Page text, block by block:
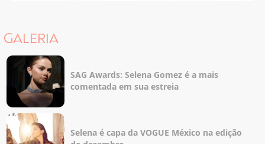
GALERIA
SAG Awards: Selena Gomez é a mais
comentada em sua estreia
Selena é capa da VOGUE México na edição